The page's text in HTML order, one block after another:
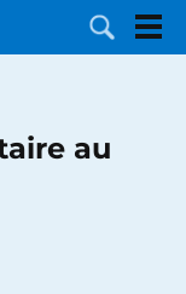
au